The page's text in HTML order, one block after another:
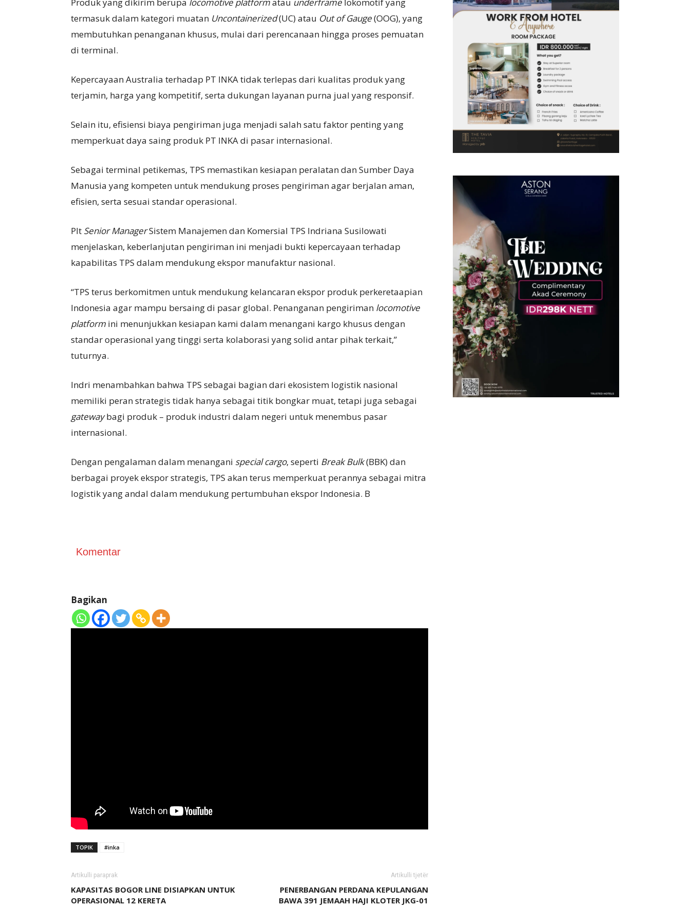
termasuk dalam kategori muatan Uncontainerized(UC) atau Out of Gauge(OOG), yang
membutuhkan penanganan khusus, mulai dari perencanaan hingga proses pemuatan
di terminal.
Kepercayaan Australia terhadap PT INKA tidak terlepas dari kualitas produk yang
terjamin, harga yang kompetitif, serta dukungan layanan purna jual yang responsif.
Selain itu, efisiensi biaya pengiriman juga menjadi salah satu faktor penting yang
memperkuat daya saing produk PT INKA di pasar internasional.
Sebagai terminal petikemas, TPS memastikan kesiapan peralatan dan Sumber Daya
Manusia yang kompeten untuk mendukung proses pengiriman agar berjalan aman,
efisien, serta sesuai standar operasional.
Plt Senior ManagerSistem Manajemen dan Komersial TPS Indriana Susilowati
menjelaskan, keberlanjutan pengiriman ini menjadi bukti kepercayaan terhadap
kapabilitas TPS dalam mendukung ekspor manufaktur nasional.
“TPS terus berkomitmen untuk mendukung kelancaran ekspor produk perkeretaapian
Indonesia agar mampu bersaing di pasar global. Penanganan pengiriman locomotive
platform ini menunjukkan kesiapan kami dalam menangani kargo khusus dengan
standar operasional yang tinggi serta kolaborasi yang solid antar pihak terkait,”
tuturnya.
Indri menambahkan bahwa TPS sebagai bagian dari ekosistem logistik nasional
memiliki peran strategis tidak hanya sebagai titik bongkar muat, tetapi juga sebagai
gatewaybagi produk – produk industri dalam negeri untuk menembus pasar
internasional.
Dengan pengalaman dalam menangani special cargo, seperti Break Bulk(BBK) dan
berbagai proyek ekspor strategis, TPS akan terus memperkuat perannya sebagai mitra
logistik yang andal dalam mendukung pertumbuhan ekspor Indonesia. B
Komentar
Bagikan
TOPIK #inka
Artikulli paraprak
KAPASITAS BOGOR LINE DISIAPKAN UNTUK
OPERASIONAL 12 KERETA
Artikulli tjetër
PENERBANGAN PERDANA KEPULANGAN
BAWA 391 JEMAAH HAJI KLOTER JKG-01